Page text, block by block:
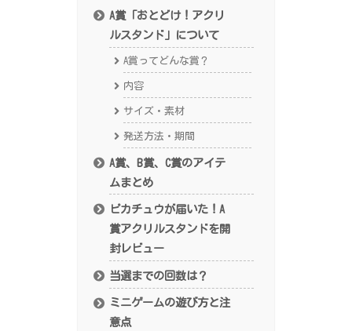
A賞「おとどけ！アクリ
ルスタンド」について
A賞ってどんな賞？
内容
サイズ・素材
発送方法・期間
A賞、B賞、C賞のアイテ
ムまとめ
ピカチュウが届いた！A
賞アクリルスタンドを開
封レビュー
当選までの回数は？
ミニゲームの遊び方と注
意点